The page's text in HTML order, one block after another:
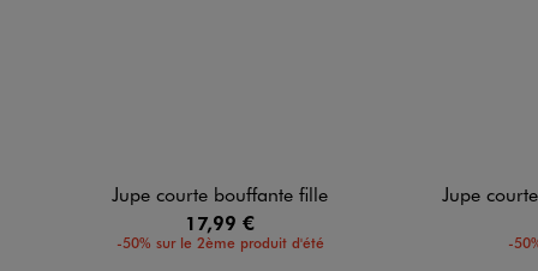
Jupe courte bouffante fille
17,99 €
-50% sur le 2ème produit d'été
Jupe courte
-